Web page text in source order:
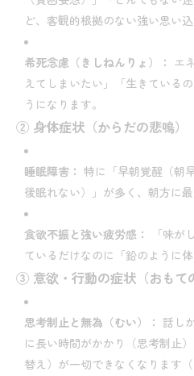
ど、客観的根拠のない強い思い込
希死念慮（きしねんりょ）： エ
えてしまいたい」「生きている
うになります。
② 身体症状（からだの悲鳴）
睡眠障害： 特に「早朝覚醒（朝
後眠れない）」が多く、朝方に
食欲不振と強い疲労感：
「味が
ているだけなのに「鉛のように
③ 意欲・行動の症状（おもて
思考制止と無為（むい）： 話し
に長い時間がかかり（思考制止
替え）が一切できなくなります（